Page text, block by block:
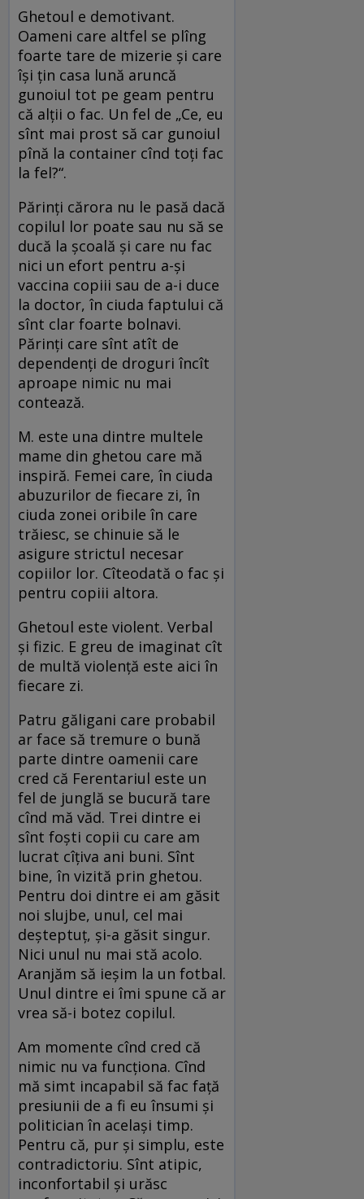
Ghetoul e demotivant.
Oameni care altfel se plîng
foarte tare de mizerie și care
își țin casa lună aruncă
gunoiul tot pe geam pentru
că alții o fac. Un fel de „Ce, eu
sînt mai prost să car gunoiul
pînă la container cînd toți fac
la fel?“.
Părinți cărora nu le pasă dacă
copilul lor poate sau nu să se
ducă la școală și care nu fac
nici un efort pentru a-și
vaccina copiii sau de a-i duce
la doctor, în ciuda faptului că
sînt clar foarte bolnavi.
Părinți care sînt atît de
dependenți de droguri încît
aproape nimic nu mai
contează.
M. este una dintre multele
mame din ghetou care mă
inspiră. Femei care, în ciuda
abuzurilor de fiecare zi, în
ciuda zonei oribile în care
trăiesc, se chinuie să le
asigure strictul necesar
copiilor lor. Cîteo­dată o fac și
pentru copiii altora.
Ghetoul este violent. Verbal
și fizic. E greu de imaginat cît
de multă violență este aici în
fiecare zi.
Patru găligani care probabil
ar face să tremure o bună
parte dintre oamenii care
cred că Ferentariul este un
fel de junglă se bucură tare
cînd mă văd. Trei dintre ei
sînt foști copii cu care am
lucrat cîțiva ani buni. Sînt
bine, în vizită prin ghetou.
Pentru doi dintre ei am găsit
noi slujbe, unul, cel mai
deșteptuț, și-a găsit singur.
Nici unul nu mai stă acolo.
Aranjăm să ieșim la un fotbal.
Unul dintre ei îmi spune că ar
vrea să-i botez copilul.
Am momente cînd cred că
nimic nu va funcționa. Cînd
mă simt incapabil să fac față
presiunii de a fi eu însumi și
politician în același timp.
Pentru că, pur și simplu, este
contradictoriu. Sînt atipic,
inconfortabil și urăsc